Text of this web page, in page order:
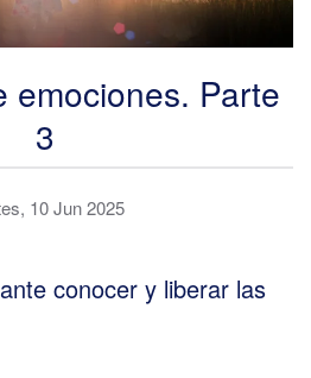
emociones. Parte
3
10 Jun 2025
conocer y liberar las